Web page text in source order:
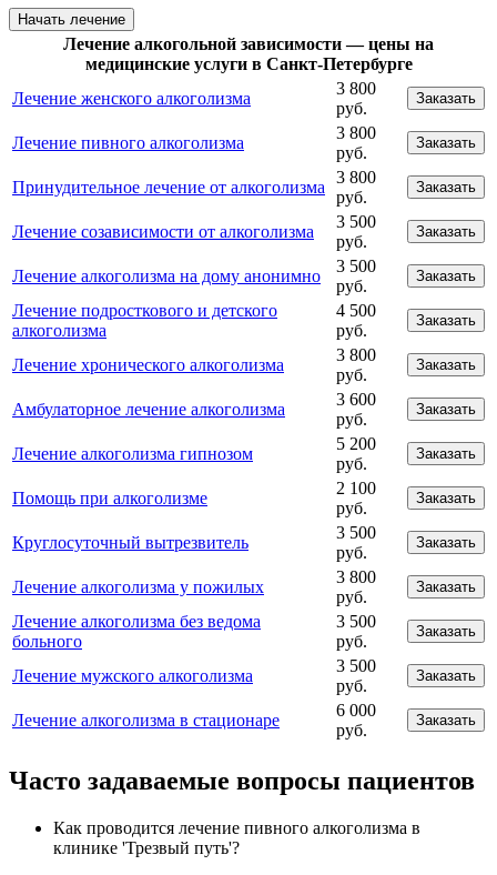
Начать лечение
Лечение алкогольной зависимости — цены на
медицинские услуги в Санкт-Петербурге
Лечение женского алкоголизма
3 800
руб.
Заказать
Лечение пивного алкоголизма
3 800
руб.
Заказать
Принудительное лечение от алкоголизма
3 800
руб.
Заказать
Лечение созависимости от алкоголизма
3 500
руб.
Заказать
Лечение алкоголизма на дому анонимно
3 500
руб.
Заказать
Лечение подросткового и детского
алкоголизма
4 500
руб.
Заказать
Лечение хронического алкоголизма
3 800
руб.
Заказать
Амбулаторное лечение алкоголизма
3 600
руб.
Заказать
Лечение алкоголизма гипнозом
5 200
руб.
Заказать
Помощь при алкоголизме
2 100
руб.
Заказать
Круглосуточный вытрезвитель
3 500
руб.
Заказать
Лечение алкоголизма у пожилых
3 800
руб.
Заказать
Лечение алкоголизма без ведома
больного
3 500
руб.
Заказать
Лечение мужского алкоголизма
3 500
руб.
Заказать
Лечение алкоголизма в стационаре
6 000
руб.
Заказать
Часто задаваемые вопросы пациентов
Как проводится лечение пивного алкоголизма в
клинике 'Трезвый путь'?